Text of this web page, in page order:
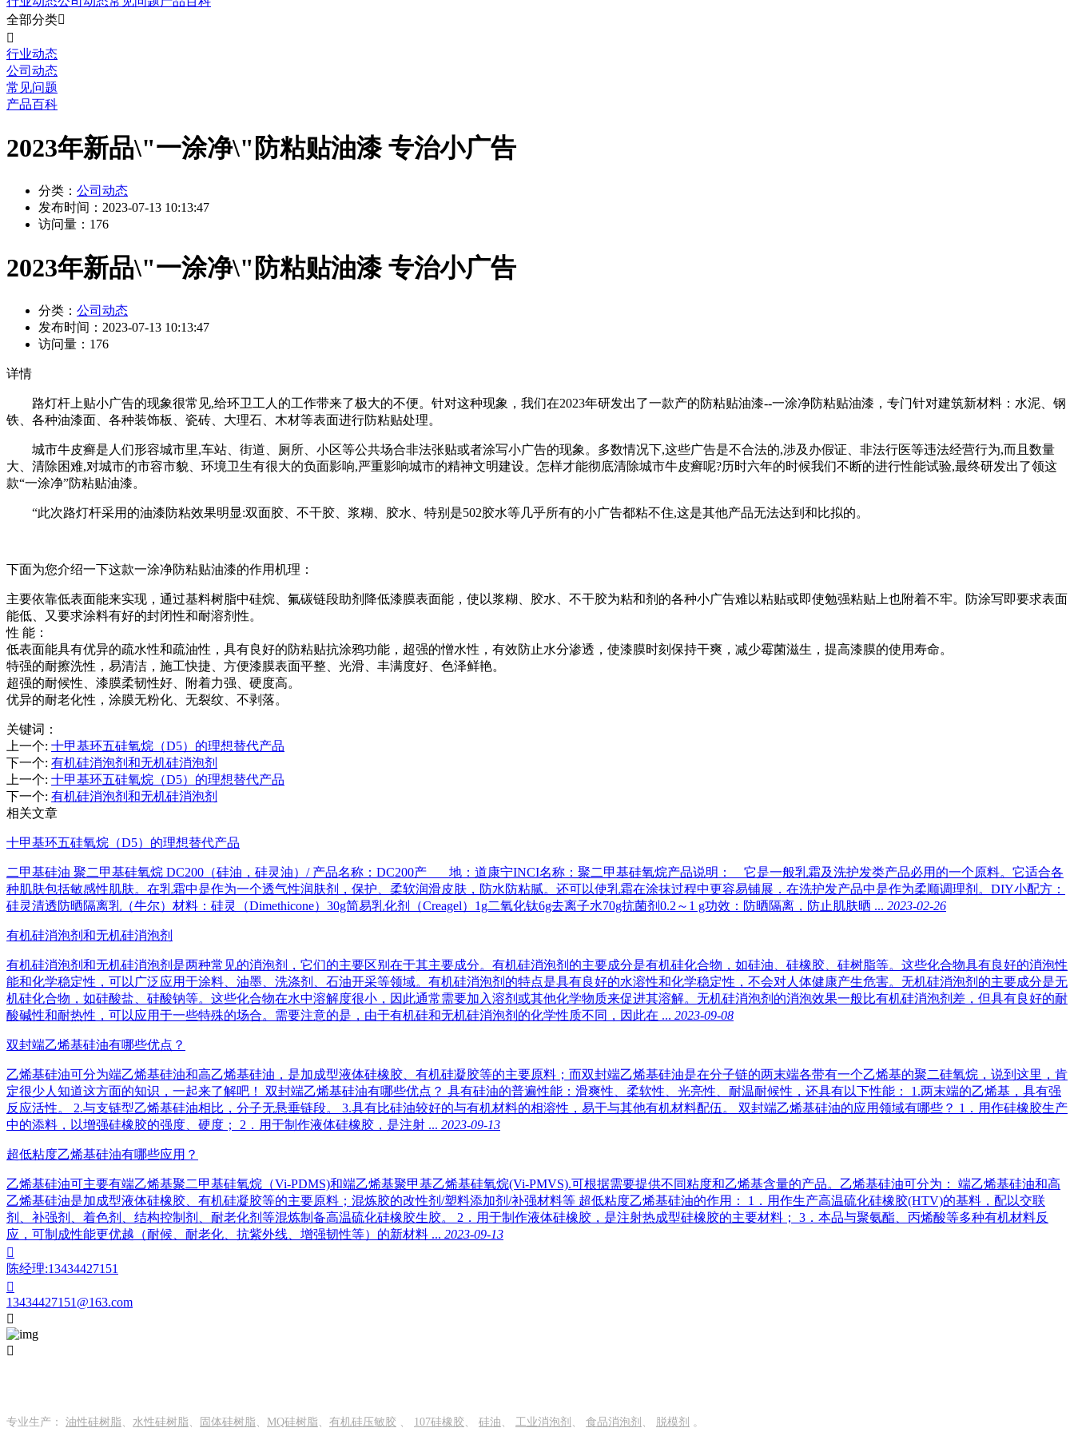
全部分类

行业动态
公司动态
常见问题
产品百科
2023年新品\"一涂净\"防粘贴油漆 专治小广告
分类： 公司动态
发布时间： 2023-07-13 10:13:47
访问量： 176
2023年新品\"一涂净\"防粘贴油漆 专治小广告
分类： 公司动态
发布时间： 2023-07-13 10:13:47
访问量： 176
详情
路灯杆上贴小广告的现象很常见,给环卫工人的工作带来了极大的不便。针对这种现象，我们在2023年研发出了一款产的防粘贴油漆--一涂净防粘贴油漆，专门针对建筑新材料：水泥、钢
铁、各种油漆面、各种装饰板、瓷砖、大理石、木材等表面进行防粘贴处理。
城市牛皮癣是人们形容城市里,车站、街道、厕所、小区等公共场合非法张贴或者涂写小广告的现象。多数情况下,这些广告是不合法的,涉及办假证、非法行医等违法经营行为,而且数量
大、清除困难,对城市的市容市貌、环境卫生有很大的负面影响,严重影响城市的精神文明建设。怎样才能彻底清除城市牛皮癣呢?历时六年的时候我们不断的进行性能试验,最终研发出了领这
款“一涂净”防粘贴油漆。
“此次路灯杆采用的油漆防粘效果明显:双面胶、不干胶、浆糊、胶水、特别是502胶水等几乎所有的小广告都粘不住,这是其他产品无法达到和比拟的。
下面为您介绍一下这款一涂净防粘贴油漆的作用机理：
主要依靠低表面能来实现，通过基料树脂中硅烷、氟碳链段助剂降低漆膜表面能，使以浆糊、胶水、不干胶为粘和剂的各种小广告难以粘贴或即使勉强粘贴上也附着不牢。防涂写即要求表面
能低、又要求涂料有好的封闭性和耐溶剂性。
性 能：
低表面能具有优异的疏水性和疏油性，具有良好的防粘贴抗涂鸦功能，超强的憎水性，有效防止水分渗透，使漆膜时刻保持干爽，减少霉菌滋生，提高漆膜的使用寿命。
特强的耐擦洗性，易清洁，施工快捷、方便漆膜表面平整、光滑、丰满度好、色泽鲜艳。
超强的耐候性、漆膜柔韧性好、附着力强、硬度高。
优异的耐老化性，涂膜无粉化、无裂纹、不剥落。
关键词：
上一个: 十甲基环五硅氧烷（D5）的理想替代产品
下一个: 有机硅消泡剂和无机硅消泡剂
上一个: 十甲基环五硅氧烷（D5）的理想替代产品
下一个: 有机硅消泡剂和无机硅消泡剂
相关文章
十甲基环五硅氧烷（D5）的理想替代产品
二甲基硅油 聚二甲基硅氧烷 DC200（硅油，硅灵油）/ 产品名称：DC200产 地：道康宁INCI名称：聚二甲基硅氧烷产品说明： 它是一般乳霜及洗护发类产品必用的一个原料。它适合各
种肌肤包括敏感性肌肤。在乳霜中是作为一个透气性润肤剂，保护、柔软润滑皮肤，防水防粘腻。还可以使乳霜在涂抹过程中更容易铺展．在洗护发产品中是作为柔顺调理剂。DIY小配方：
硅灵清透防晒隔离乳（牛尔）材料：硅灵（Dimethicone）30g简易乳化剂（Creagel）1g二氧化钛6g去离子水70g抗菌剂0.2～1 g功效：防晒隔离，防止肌肤晒 ... 2023-02-26
有机硅消泡剂和无机硅消泡剂
有机硅消泡剂和无机硅消泡剂是两种常见的消泡剂，它们的主要区别在于其主要成分。有机硅消泡剂的主要成分是有机硅化合物，如硅油、硅橡胶、硅树脂等。这些化合物具有良好的消泡性
能和化学稳定性，可以广泛应用于涂料、油墨、洗涤剂、石油开采等领域。有机硅消泡剂的特点是具有良好的水溶性和化学稳定性，不会对人体健康产生危害。无机硅消泡剂的主要成分是无
机硅化合物，如硅酸盐、硅酸钠等。这些化合物在水中溶解度很小，因此通常需要加入溶剂或其他化学物质来促进其溶解。无机硅消泡剂的消泡效果一般比有机硅消泡剂差，但具有良好的耐
酸碱性和耐热性，可以应用于一些特殊的场合。需要注意的是，由于有机硅和无机硅消泡剂的化学性质不同，因此在 ... 2023-09-08
双封端乙烯基硅油有哪些优点？
乙烯基硅油可分为端乙烯基硅油和高乙烯基硅油，是加成型液体硅橡胶、有机硅凝胶等的主要原料；而双封端乙烯基硅油是在分子链的两末端各带有一个乙烯基的聚二硅氧烷，说到这里，肯
定很少人知道这方面的知识，一起来了解吧！ 双封端乙烯基硅油有哪些优点？ 具有硅油的普遍性能：滑爽性、柔软性、光亮性、耐温耐候性，还具有以下性能： 1.两末端的乙烯基，具有强
反应活性。 2.与支链型乙烯基硅油相比，分子无悬垂链段。 3.具有比硅油较好的与有机材料的相溶性，易于与其他有机材料配伍。 双封端乙烯基硅油的应用领域有哪些？ 1．用作硅橡胶生产
中的添料，以增强硅橡胶的强度、硬度； 2．用于制作液体硅橡胶，是注射 ... 2023-09-13
超低粘度乙烯基硅油有哪些应用？
乙烯基硅油可主要有端乙烯基聚二甲基硅氧烷（Vi-PDMS)和端乙烯基聚甲基乙烯基硅氧烷(Vi-PMVS).可根据需要提供不同粘度和乙烯基含量的产品。乙烯基硅油可分为： 端乙烯基硅油和高
乙烯基硅油是加成型液体硅橡胶、有机硅凝胶等的主要原料；混炼胶的改性剂/塑料添加剂/补强材料等 超低粘度乙烯基硅油的作用： 1．用作生产高温硫化硅橡胶(HTV)的基料，配以交联
剂、补强剂、着色剂、结构控制剂、耐老化剂等混炼制备高温硫化硅橡胶生胶。 2．用于制作液体硅橡胶，是注射热成型硅橡胶的主要材料； 3．本品与聚氨酯、丙烯酸等多种有机材料反
应，可制成性能更优越（耐候、耐老化、抗紫外线、增强韧性等）的新材料 ... 2023-09-13

陈经理:13434427151

13434427151@163.com


专业生产： 油性硅树脂 、 水性硅树脂 、 固体硅树脂 、 MQ硅树脂 、 有机硅压敏胶 、 107硅橡胶、 硅油 、 工业消泡剂 、 食品消泡剂 、 脱模剂 。